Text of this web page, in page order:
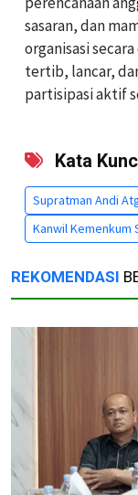
sasaran, dan
organisasi
tertib, lancar,
partisipasi aktif
Kata
Supratman Andi
Kanwil Kemenkum
REKOMENDASI